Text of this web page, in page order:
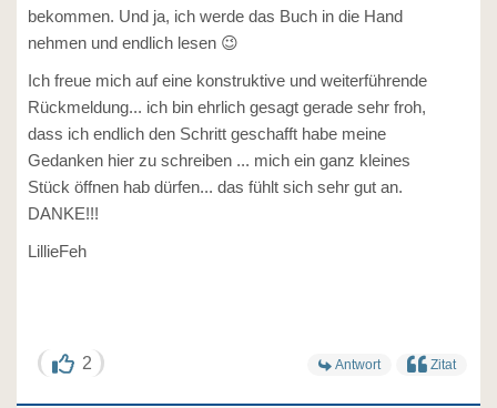
bekommen. Und ja, ich werde das Buch in die Hand
nehmen und endlich lesen 😉
Ich freue mich auf eine konstruktive und weiterführende
Rückmeldung... ich bin ehrlich gesagt gerade sehr froh,
dass ich endlich den Schritt geschafft habe meine
Gedanken hier zu schreiben ... mich ein ganz kleines
Stück öffnen hab dürfen... das fühlt sich sehr gut an.
DANKE!!!
LillieFeh
2 Antwort Zitat